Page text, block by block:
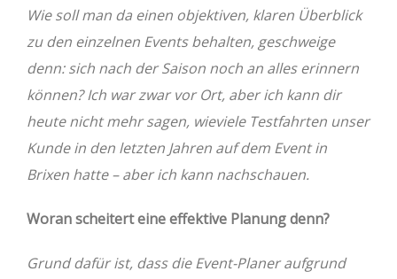
Wie soll man da einen objektiven, klaren Überblick
zu den einzelnen Events behalten, geschweige
denn: sich nach der Saison noch an alles erinnern
können? Ich war zwar vor Ort, aber ich kann dir
heute nicht mehr sagen, wieviele Testfahrten unser
Kunde in den letzten Jahren auf dem Event in
Brixen hatte – aber ich kann nachschauen.
Woran scheitert eine effektive Planung denn?
Grund dafür ist, dass die Event-Planer aufgrund